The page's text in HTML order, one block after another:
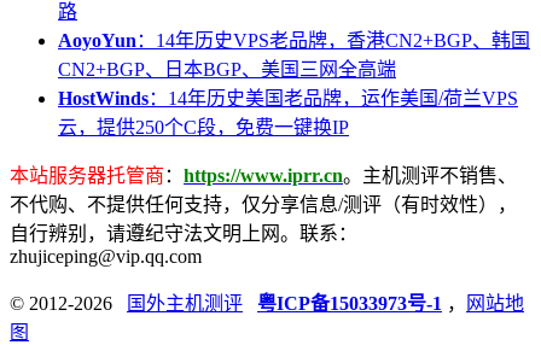
路
AoyoYun ：14年历史VPS老品牌，香港CN2+BGP、韩国
CN2+BGP、日本BGP、美国三网全高端
HostWinds：14年历史美国老品牌，运作美国/荷兰VPS
云，提供250个C段，免费一键换IP
本站服务器托管商 ： https://www.iprr.cn。主机测评不销售、
不代购、不提供任何支持，仅分享信息/测评（有时效性），
自行辨别，请遵纪守法文明上网。联系：
zhujiceping@vip.qq.com
© 2012-2026 国外主机测评 粤ICP备15033973号-1 ，
网站地
图